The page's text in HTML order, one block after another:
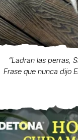
“Ladran las perras,
Frase que nunca dijo